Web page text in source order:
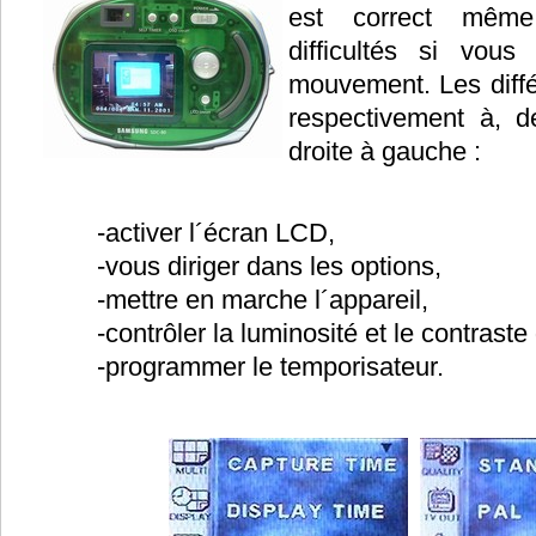
est correct
difficultés si
mouvement. Les
respectivement à,
droite à gauche :
-activer l´écran LCD,
-vous diriger dans les options,
-mettre en marche l´appareil,
-contrôler la luminosité et le
-programmer le temporisateur.